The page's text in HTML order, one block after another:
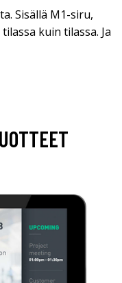
Sisällä M1-siru,
kuin tilassa. Ja